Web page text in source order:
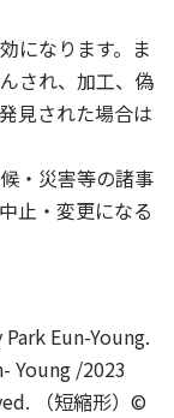
になります。ま
され、加工、偽
見された場合は
・災害等の諸事
止・変更になる
Eun-Young.
Young /2023
（短縮形）©